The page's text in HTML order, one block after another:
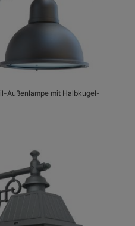
Außenlampe mit Halbkugel-